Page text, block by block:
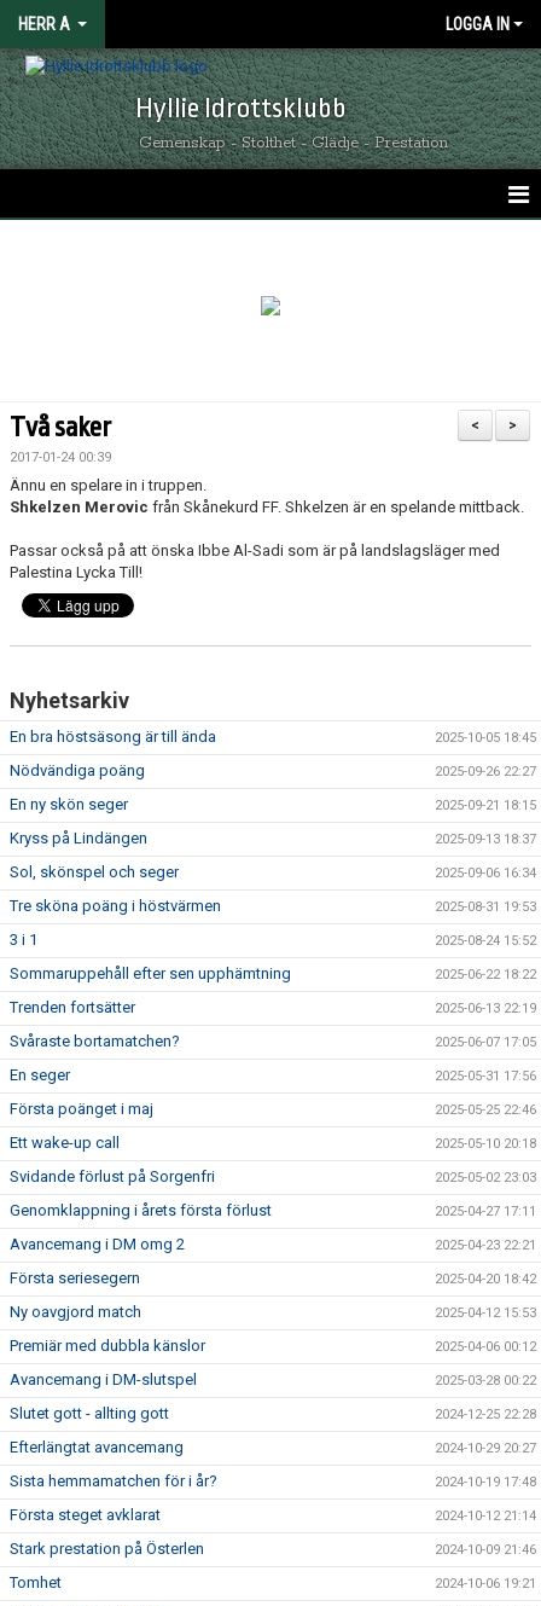
HERR A LOGGA IN
Hyllie Idrottsklubb
Gemenskap - Stolthet - Glädje - Prestation
TRUPPEN
KONTAKT
DIV 6 SYDVÄSTRA
>
<
Två saker
2017-01-24 00:39
Ännu en spelare in i truppen.
Shkelzen Merovic från Skånekurd FF. Shkelzen är en spelande mittback.
Passar också på att önska Ibbe Al-Sadi som är på landslagsläger med
Palestina Lycka Till!
Nyhetsarkiv
En bra höstsäsong är till ända 2025-10-05 18:45
Nödvändiga poäng 2025-09-26 22:27
En ny skön seger 2025-09-21 18:15
Kryss på Lindängen 2025-09-13 18:37
Sol, skönspel och seger 2025-09-06 16:34
Tre sköna poäng i höstvärmen 2025-08-31 19:53
3 i 1 2025-08-24 15:52
Sommaruppehåll efter sen upphämtning 2025-06-22 18:22
Trenden fortsätter 2025-06-13 22:19
Svåraste bortamatchen? 2025-06-07 17:05
En seger 2025-05-31 17:56
Första poänget i maj 2025-05-25 22:46
Ett wake-up call 2025-05-10 20:18
Svidande förlust på Sorgenfri 2025-05-02 23:03
Genomklappning i årets första förlust 2025-04-27 17:11
Avancemang i DM omg 2 2025-04-23 22:21
Första seriesegern 2025-04-20 18:42
Ny oavgjord match 2025-04-12 15:53
Premiär med dubbla känslor 2025-04-06 00:12
Avancemang i DM-slutspel 2025-03-28 00:22
Slutet gott - allting gott 2024-12-25 22:28
Efterlängtat avancemang 2024-10-29 20:27
Sista hemmamatchen för i år? 2024-10-19 17:48
Första steget avklarat 2024-10-12 21:14
Stark prestation på Österlen 2024-10-09 21:46
Tomhet 2024-10-06 19:21